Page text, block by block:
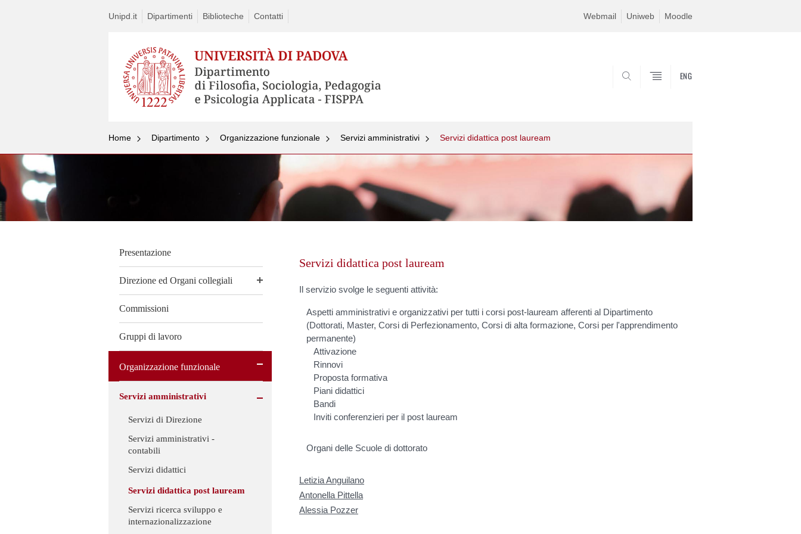
Unipd.it Dipartimenti Biblioteche Contatti Webmail Uniweb Moodle
ENG
Home Dipartimento Organizzazione funzionale Servizi amministrativi Servizi didattica post lauream
Presentazione
Direzione ed Organi collegiali
Commissioni
Gruppi di lavoro
Organizzazione funzionale
Servizi amministrativi
Servizi di Direzione
Servizi amministrativi -
contabili
Servizi didattici
Servizi didattica post lauream
Servizi ricerca sviluppo e
internazionalizzazione
Skip
to
content
Servizi didattica post lauream
Il servizio svolge le seguenti attività:
Aspetti amministrativi e organizzativi per tutti i corsi post-lauream afferenti al Dipartimento
(Dottorati, Master, Corsi di Perfezionamento, Corsi di alta formazione, Corsi per l'apprendimento
permanente)
Attivazione
Rinnovi
Proposta formativa
Piani didattici
Bandi
Inviti conferenzieri per il post lauream
Organi delle Scuole di dottorato
Letizia Anguilano
Antonella Pittella
Alessia Pozzer